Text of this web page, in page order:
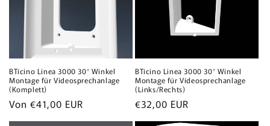
BTicino Linea 3000 30° Winkel
Montage für Videosprechanlage
(Komplett)
Normaler
Preis
Von €41,00 EUR
BTicino Linea 3000 30° Winkel
Montage für Videosprechanlage
(Links/Rechts)
Normaler
Preis
€32,00 EUR